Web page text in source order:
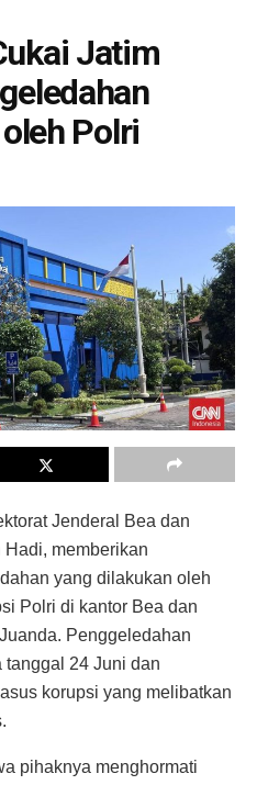
Jatim
Polri
Jenderal Bea dan
memberikan
yang dilakukan oleh
Polri di kantor Bea dan
Penggeledahan
24 Juni dan
korupsi yang melibatkan
pihaknya menghormati